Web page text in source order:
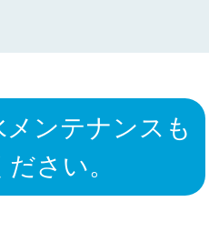
メンテナンスも
さい。